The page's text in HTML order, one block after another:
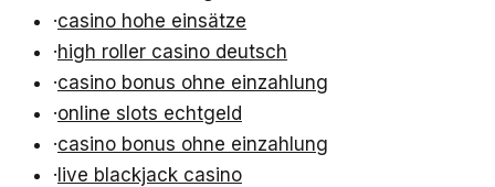
·casino hohe einsätze
·high roller casino deutsch
·casino bonus ohne einzahlung
·online slots echtgeld
·casino bonus ohne einzahlung
·live blackjack casino